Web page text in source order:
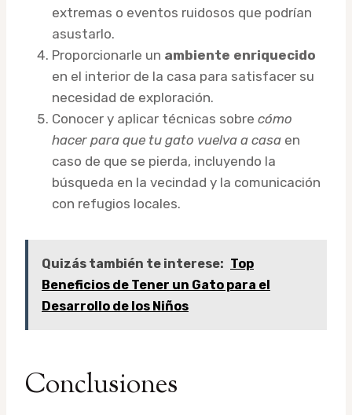
extremas o eventos ruidosos que podrían
asustarlo.
Proporcionarle un ambiente enriquecido
en el interior de la casa para satisfacer su
necesidad de exploración.
Conocer y aplicar técnicas sobre cómo
hacer para que tu gato vuelva a casa en
caso de que se pierda, incluyendo la
búsqueda en la vecindad y la comunicación
con refugios locales.
Quizás también te interese: Top
Beneficios de Tener un Gato para el
Desarrollo de los Niños
Conclusiones